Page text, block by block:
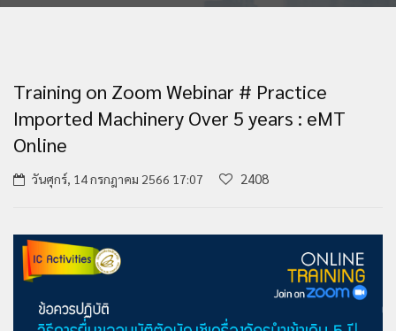
Training on Zoom Webinar # Practice
Imported Machinery Over 5 years : eMT
Online
วันศุกร์, 14 กรกฎาคม 2566 17:07 2408